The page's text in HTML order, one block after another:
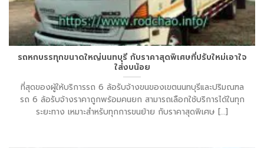
รถหกบรรทุกขนาดใหญ่นนทบุรี กับราคาสุดพิเศษที่ปรับใหม่เอาใจ
ใส่งบน้อย
ที่สุดของผู้ให้บริการรถ 6 ล้อรับจ้างขนของเขตนนทบุรีและปริมณฑล
รถ 6 ล้อรับจ้างราคาถูกพร้อมคนยก สามารถเลือกใช้บริการได้ในทุก
ระยะทาง เหมาะสำหรับทุกการขนย้าย กับราคาสุดพิเศษ [...]